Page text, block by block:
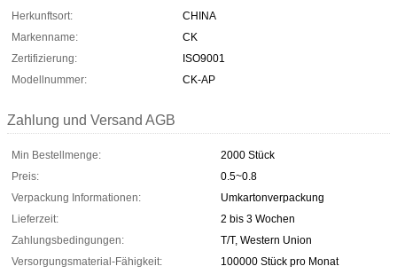
Herkunftsort:
CHINA
Markenname:
CK
Zertifizierung:
ISO9001
Modellnummer:
CK-AP
Zahlung und Versand AGB
Min Bestellmenge:
2000 Stück
Preis:
0.5~0.8
Verpackung Informationen:
Umkartonverpackung
Lieferzeit:
2 bis 3 Wochen
Zahlungsbedingungen:
T/T, Western Union
Versorgungsmaterial-Fähigkeit:
100000 Stück pro Monat